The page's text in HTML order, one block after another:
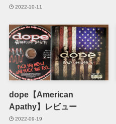
2022-10-11
dope【American
Apathy】レビュー
2022-09-19